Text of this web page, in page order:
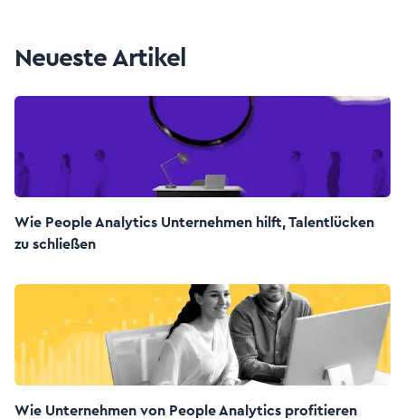
Neueste Artikel
Wie People Analytics Unternehmen hilft, Talentlücken
zu schließen
Wie Unternehmen von People Analytics profitieren